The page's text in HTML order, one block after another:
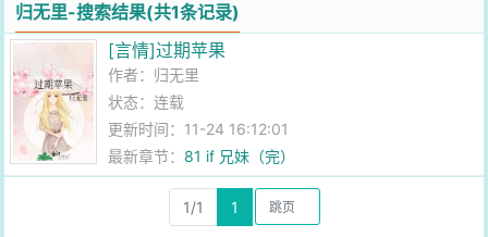
归无里-搜索结果(共1条记录)
[言情]过期苹果
作者： 归无里
状态：连载
更新时间：11-24 16:12:01
最新章节： 81 if 兄妹（完）
1/1 1